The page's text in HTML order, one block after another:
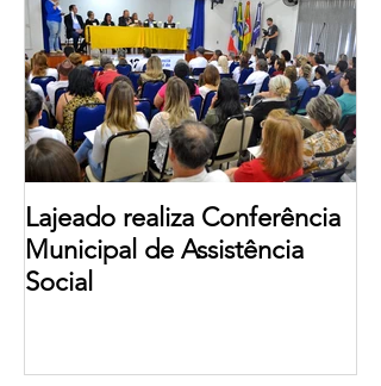
Lajeado realiza Conferência
Municipal de Assistência
Social